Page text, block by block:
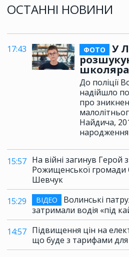
ОСТАННІ НОВИНИ
17:43 ФОТО
У
школяра
До поліції
надійшло
про
Найдича,
народження
15:57 На війні загинув Герой з
Рожищенської громади
Шевчук
15:29
ВІДЕО
Волинські
затримали водія «під
14:57 Підвищення цін на
що буде з тарифами для